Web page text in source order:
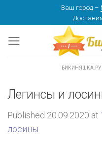
content
Ваш город –
БИКИНЯШКА.РУ
Легинсы и
Published 20.09.2020 at
лосины